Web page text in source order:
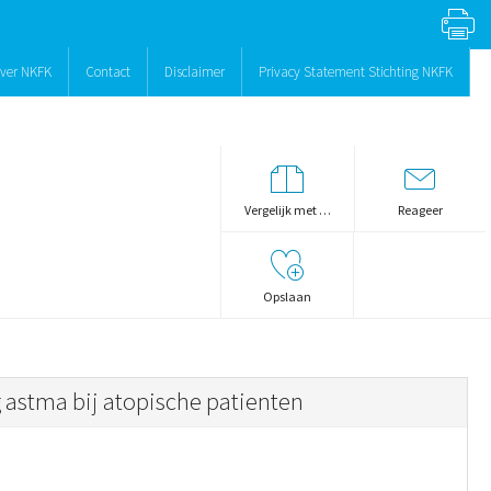
NKFK Contact Disclaimer Privacy Statement Stichting NKFK
Vergelijk met … Reageer
Opslaan
bij atopische patienten